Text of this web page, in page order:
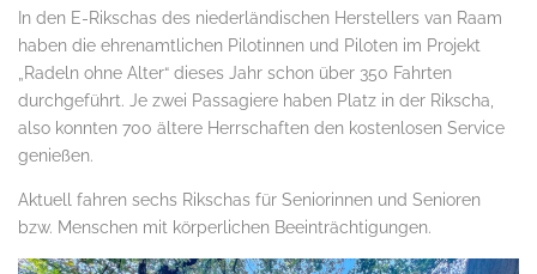
In den E-Rikschas des niederländischen Herstellers van Raam
haben die ehrenamtlichen Pilotinnen und Piloten im Projekt
„Radeln ohne Alter“ dieses Jahr schon über 350 Fahrten
durchgeführt. Je zwei Passagiere haben Platz in der Rikscha,
also konnten 700 ältere Herrschaften den kostenlosen Service
genießen.
Aktuell fahren sechs Rikschas für Seniorinnen und Senioren
bzw. Menschen mit körperlichen Beeinträchtigungen.